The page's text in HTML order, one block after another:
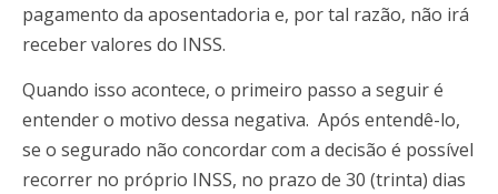
pagamento da aposentadoria e, por tal razão, não irá
receber valores do INSS.
Quando isso acontece, o primeiro passo a seguir é
entender o motivo dessa negativa. Após entendê-lo,
se o segurado não concordar com a decisão é possível
recorrer no próprio INSS, no prazo de 30 (trinta) dias